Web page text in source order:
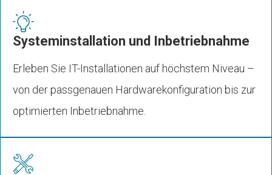
Systeminstallation und Inbetriebnahme
Erleben Sie IT-Installationen auf höchstem Niveau –
von der passgenauen Hardwarekonfiguration bis zur
optimierten Inbetriebnahme.